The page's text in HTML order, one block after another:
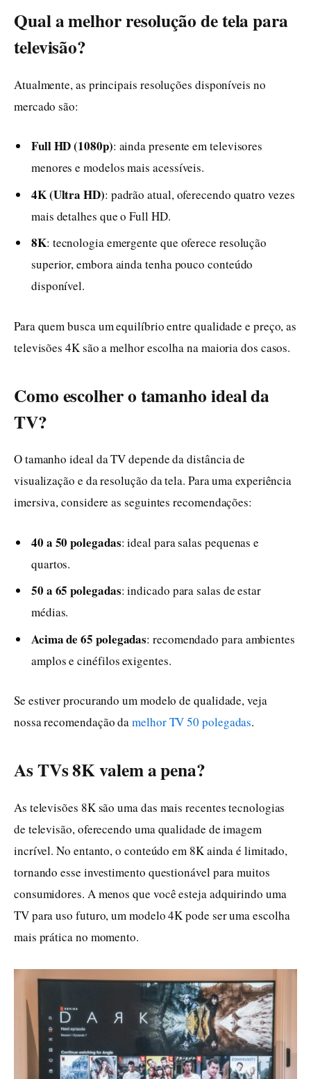
Qual a melhor resolução de tela para
televisão?
Atualmente, as principais resoluções disponíveis no
mercado são:
Full HD (1080p): ainda presente em televisores
menores e modelos mais acessíveis.
4K (Ultra HD): padrão atual, oferecendo quatro vezes
mais detalhes que o Full HD.
8K: tecnologia emergente que oferece resolução
superior, embora ainda tenha pouco conteúdo
disponível.
Para quem busca um equilíbrio entre qualidade e preço, as
televisões 4K são a melhor escolha na maioria dos casos.
Como escolher o tamanho ideal da
TV?
O tamanho ideal da TV depende da distância de
visualização e da resolução da tela. Para uma experiência
imersiva, considere as seguintes recomendações:
40 a 50 polegadas: ideal para salas pequenas e
quartos.
50 a 65 polegadas: indicado para salas de estar
médias.
Acima de 65 polegadas: recomendado para ambientes
amplos e cinéfilos exigentes.
Se estiver procurando um modelo de qualidade, veja
nossa recomendação damelhor TV 50 polegadas.
As TVs 8K valem a pena?
As televisões 8K são uma das mais recentes tecnologias
de televisão, oferecendo uma qualidade de imagem
incrível. No entanto, o conteúdo em 8K ainda é limitado,
tornando esse investimento questionável para muitos
consumidores. A menos que você esteja adquirindo uma
TV para uso futuro, um modelo 4K pode ser uma escolha
mais prática no momento.